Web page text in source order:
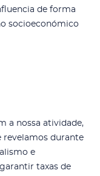
de forma
socioeconómico
a nossa atividade,
revelamos durante
e
taxas de